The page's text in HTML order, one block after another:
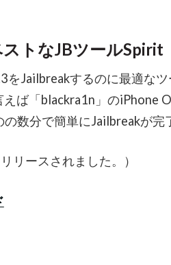
トなJBツールSpirit
をJailbreakするのに最適な
ば「blackra1n」のiPhone
数分で簡単にJailbreakが完
リースされました。）